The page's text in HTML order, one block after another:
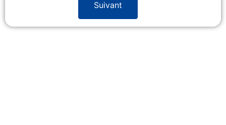
Suivant